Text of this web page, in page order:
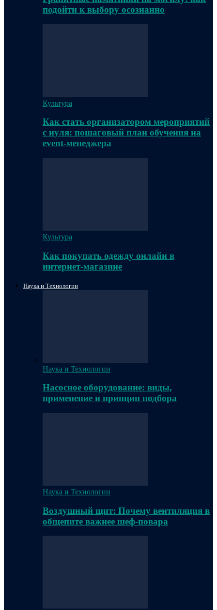
подойти к выбору осознанно
Культура
Как стать организатором мероприятий
с нуля: пошаговый план обучения на
event-менеджера
Культура
Как покупать одежду онлайн в
интернет-магазине
Наука и Технологии
Наука и Технологии
Насосное оборудование: виды,
применение и принцип подбора
Наука и Технологии
Воздушный щит: Почему вентиляция в
общепите важнее шеф-повара